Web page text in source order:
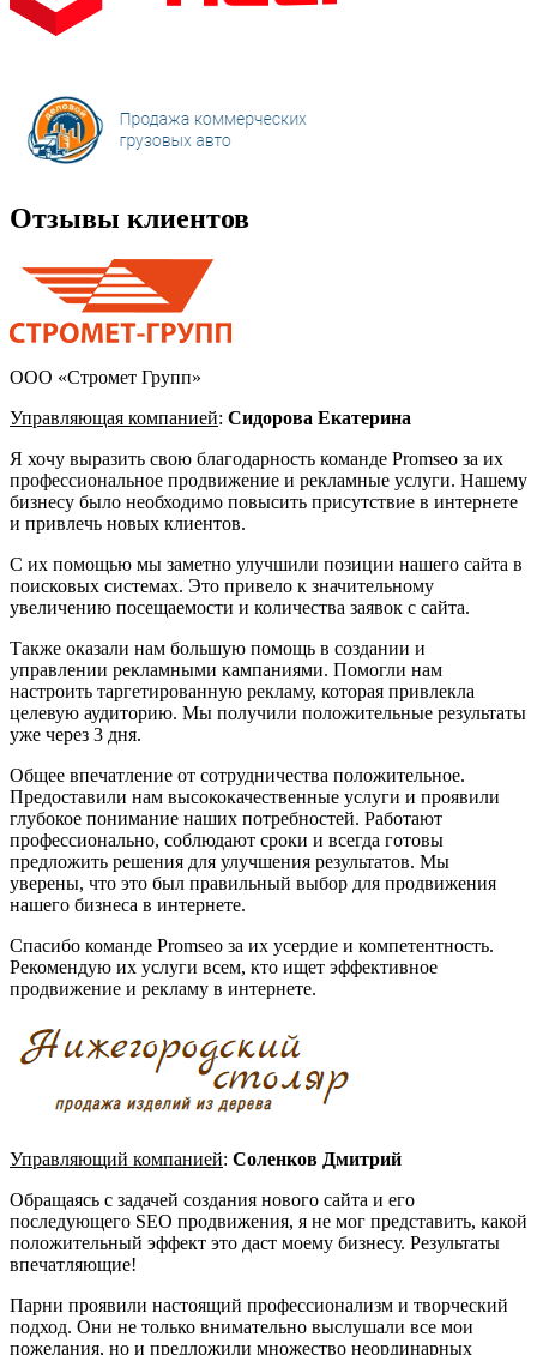
Отзывы клиентов
ООО «Стромет Групп»
Управляющая компанией: Сидорова Екатерина
Я хочу выразить свою благодарность команде Promseo за их
профессиональное продвижение и рекламные услуги. Нашему
бизнесу было необходимо повысить присутствие в интернете
и привлечь новых клиентов.
С их помощью мы заметно улучшили позиции нашего сайта в
поисковых системах. Это привело к значительному
увеличению посещаемости и количества заявок с сайта.
Также оказали нам большую помощь в создании и
управлении рекламными кампаниями. Помогли нам
настроить таргетированную рекламу, которая привлекла
целевую аудиторию. Мы получили положительные результаты
уже через 3 дня.
Общее впечатление от сотрудничества положительное.
Предоставили нам высококачественные услуги и проявили
глубокое понимание наших потребностей. Работают
профессионально, соблюдают сроки и всегда готовы
предложить решения для улучшения результатов. Мы
уверены, что это был правильный выбор для продвижения
нашего бизнеса в интернете.
Спасибо команде Promseo за их усердие и компетентность.
Рекомендую их услуги всем, кто ищет эффективное
продвижение и рекламу в интернете.
Управляющий компанией: Соленков Дмитрий
Обращаясь с задачей создания нового сайта и его
последующего SEO продвижения, я не мог представить, какой
положительный эффект это даст моему бизнесу. Результаты
впечатляющие!
Парни проявили настоящий профессионализм и творческий
подход. Они не только внимательно выслушали все мои
пожелания, но и предложили множество неординарных